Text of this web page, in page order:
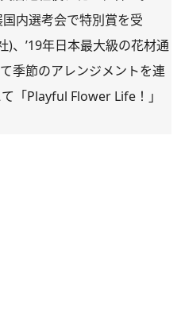
内選考会で特別賞を受
、’19年日本最大級の花材通
季節のアレンジメントを連
「Playful Flower Life！ 」